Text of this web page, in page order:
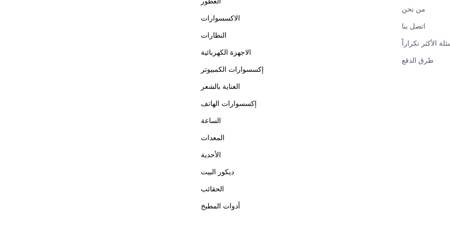
الاكسسوارات
النظارات
الاجهزة الكهربائية
إكسسوارات الكمبيوتر
العناية بالشعر
إكسسوارات الهاتف
الساعة
المعدات
الأحدية
ديكور البيت
الحقائب
أدوات المطبخ
من نحن
اتصل بنا
الأكثر تكراراً
طرق الدفع